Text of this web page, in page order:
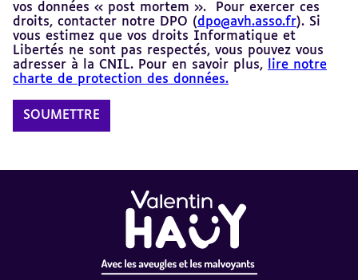
vos données « post mortem ». Pour exercer ces
droits, contacter notre DPO (dpo@avh.asso.fr). Si
vous estimez que vos droits Informatique et
Libertés ne sont pas respectés, vous pouvez vous
adresser à la CNIL. Pour en savoir plus,
lire notre
charte de protection des données.